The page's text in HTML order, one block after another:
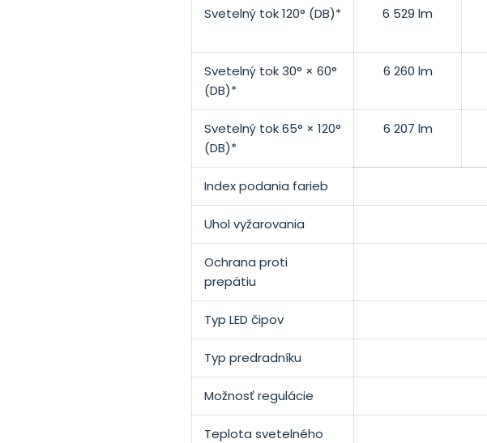
Svetelný tok 120° (DB)* 6 529 lm
Svetelný tok 30° × 60°
(DB)*
6 260 lm
Svetelný tok 65° × 120°
(DB)*
6 207 lm
Index podania farieb
Uhol vyžarovania
Ochrana proti
prepätiu
Typ LED čipov
Typ predradníku
Možnosť regulácie
Teplota svetelného